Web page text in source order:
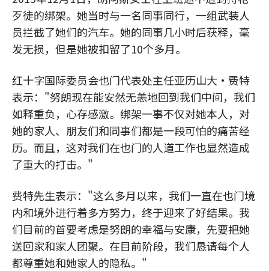
歹徒的绑架。她当时与一名同事同行，一组武装人
员拦截了她们的汽车。她的同事几小时后获释，毫
发无损，但是她被扣留了10个多月。
红十字国际委员会也门代表处主任亚历山大·费特
表示："努朗现在能安然无恙地回到我们中间，我们
如释重负，心存感激。绑架一事不仅对她本人，对
她的家人、朋友们和同事们都是一段可怕的痛苦经
历。而且，这对我们在也门的人道工作也显然造成
了重大的打击。"
费特先生表示："这么多月以来，我们一直在也门境
内和境外进行着多方努力，终于迎来了好结果。我
们目前的首要考虑是努朗的幸福与安康，先要把她
送回家和家人团聚。在目前阶段，我们恳请每个人
都尊重她和她家人的隐私。"